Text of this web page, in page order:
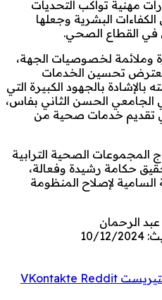
مهنية تواكب التحديات
البشرية وجعلها
في القطاع الصحي.
وملائمة لخصوصيات الجهة،
تعترض تحسين الخدمات
بالإشادة بالجهود الكبيرة التي
الجامعي الحسن الثاني بفاس،
تقديم خدمات صحية من
المجموعات الصحية الترابية
حكامة رشيدة وفعالة،
السامية لإصلاح المنظومة
عبد الرحمان